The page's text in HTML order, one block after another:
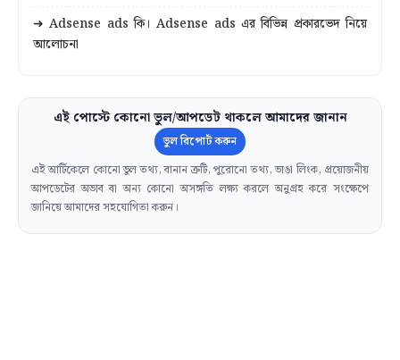
➜ Adsense ads কি। Adsense ads এর বিভিন্ন প্রকারভেদ নিয়ে
আলোচনা
এই পোস্টে কোনো ভুল/আপডেট থাকলে আমাদের জানান
ভুল রিপোর্ট করুন
এই আর্টিকেলে কোনো ভুল তথ্য, বানান ত্রুটি, পুরোনো তথ্য, ভাঙা লিংক, প্রয়োজনীয়
আপডেটের অভাব বা অন্য কোনো অসঙ্গতি লক্ষ্য করলে অনুগ্রহ করে সংক্ষেপে
জানিয়ে আমাদের সহযোগিতা করুন।